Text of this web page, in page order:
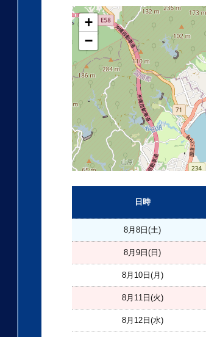
+
−
日時
8月8日(土)
8月9日(日)
8月10日(月)
8月11日(火)
8月12日(水)